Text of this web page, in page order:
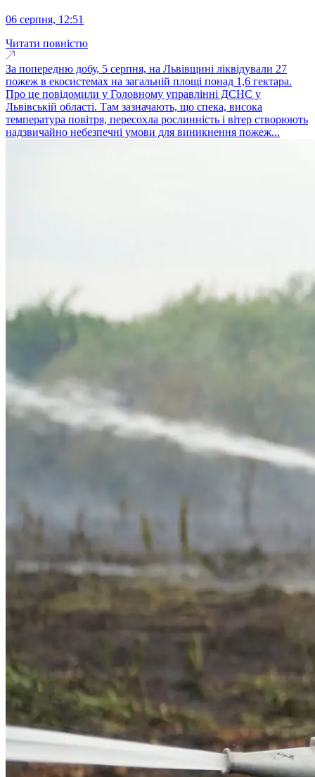
06 серпня, 12:51
Читати повністю
За попередню добу, 5 серпня, на Львівщині ліквідували 27
пожеж в екосистемах на загальній площі понад 1,6 гектара.
Про це повідомили у Головному управлінні ДСНС у
Львівській області. Там зазначають, що спека, висока
температура повітря, пересохла рослинність і вітер створюють
надзвичайно небезпечні умови для виникнення пожеж...